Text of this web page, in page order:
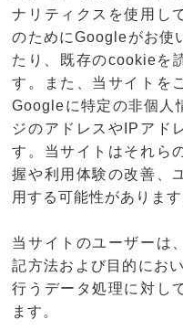
ナリティクスを使用し
のためにGoogleがお使
たり、既存のcookieを
す。また、当サイトを
Googleに特定の非個人
ジのアドレスやIPアド
す。当サイトはそれら
握や利用体験の改善、
用する可能性があります
当サイトのユーザーは
記方法および目的にお
行うデータ処理に対し
ます。